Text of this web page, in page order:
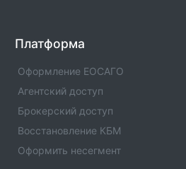
Оператор техосмотра №00978
Информация об операторе
Оператор техосмотра №00978.
оператора, статус оператора,
Оператор техосмотра №00976
Информация об операторе
оператора, статус оператора,
Платформа
Оформление ЕОСАГО
Агентский доступ
Брокерский доступ
Восстановление КБМ
Оформить несегмент